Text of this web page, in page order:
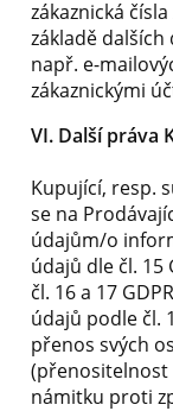
zákaznická
základě
např. e-
zákaznickými
VI. Další práva
Kupující, resp.
se na
údajům/o
údajů dle čl. 15
čl. 16 a 17
údajů podle čl.
přenos svých
(přenositelnost
námitku proti